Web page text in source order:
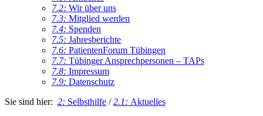
7.2: Wir über uns
7.3: Mitglied werden
7.4: Spenden
7.5: Jahresberichte
7.6: PatientenForum Tübingen
7.7: Tübinger Ansprechpersonen – TAPs
7.8: Impressum
7.9: Datenschutz
Sie sind hier: 2: Selbsthilfe /2.1: Aktuelles